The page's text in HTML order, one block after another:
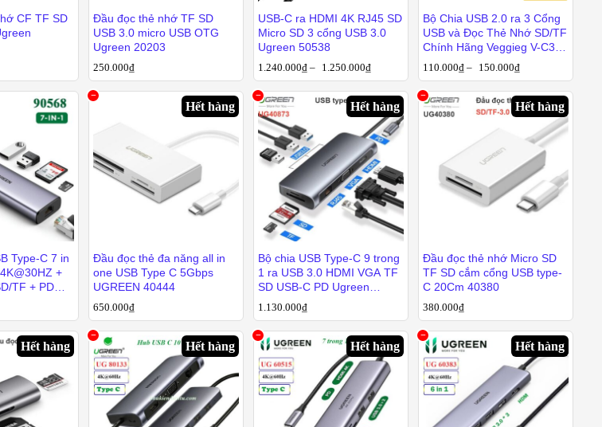
CF TF SD
Đầu đọc thẻ nhớ TF SD
USB 3.0 micro USB OTG
Ugreen 20203
250.000₫
250.000
USB-C ra HDMI 4K RJ45 SD
Micro SD 3 cổng USB 3.0
Ugreen 50538
1.240.000₫ – 1.250.000₫
1.240.000 1.250.000₫
Bộ Chia USB 2.0 ra 3 Cổng
USB và Đọc Thẻ Nhớ SD/TF
Chính Hãng Veggieg V-C303
– Hub USB 5 trong 1
110.000₫ – 150.000₫
110.000 150.000₫
Type-C 7 in
+
TF + PD
Hết hàng
Đầu đọc thẻ đa năng all in
one USB Type C 5Gbps
UGREEN 40444
650.000₫
650.000
Hết hàng
Bộ chia USB Type-C 9 trong
1 ra USB 3.0 HDMI VGA TF
SD USB-C PD Ugreen
40873
1.130.000₫
1.130.000
Hết hàng
Đầu đọc thẻ nhớ Micro SD
TF SD cắm cổng USB type-
C 20Cm 40380
380.000₫
380.000
Hết hàng Hết hàng Hết hàng Hết hàng